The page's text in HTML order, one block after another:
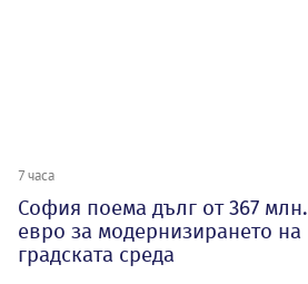
7 часа
София поема дълг от 367 млн.
евро за модернизирането на
градската среда